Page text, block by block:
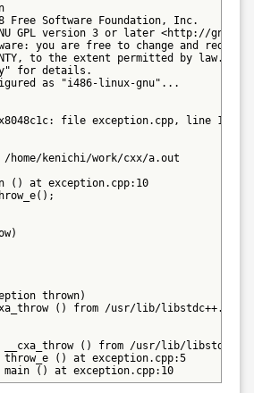
Free Software Foundation, Inc.
GPL version 3 or later <http://
you are free to change and
to the extent permitted by law.
for details.
as "i486-linux-gnu"...
file exception.cpp, line 10.
home/kenichi/work/cxx/a.out
() at exception.cpp:10
thrown)
() from /usr/lib/libstdc++.so.6
__cxa_throw () from /usr/lib/
throw_e () at exception.cpp:5
main () at exception.cpp:10